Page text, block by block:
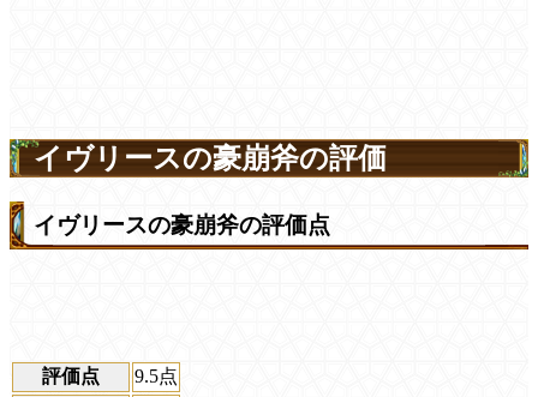
イヴリースの豪崩斧の評価
イヴリースの豪崩斧の評価点
評価点 9.5点